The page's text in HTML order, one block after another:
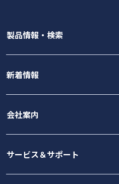
製品情報・検索
新着情報
会社案内
サービス＆サポート